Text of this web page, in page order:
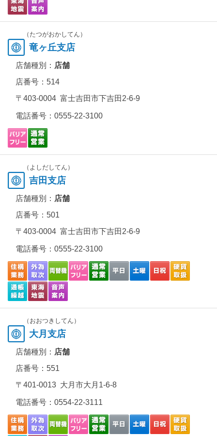
（たつがおかしてん）
竜ヶ丘支店
店舗種別： 店舗
店番号：514
〒403-0004 富士吉田市下吉田2-6-9
電話番号： 0555-22-3100
（よしだしてん）
吉田支店
店舗種別： 店舗
店番号：501
〒403-0004 富士吉田市下吉田2-6-9
電話番号： 0555-22-3100
（おおつきしてん）
大月支店
店舗種別： 店舗
店番号：551
〒401-0013 大月市大月1-6-8
電話番号： 0554-22-3111